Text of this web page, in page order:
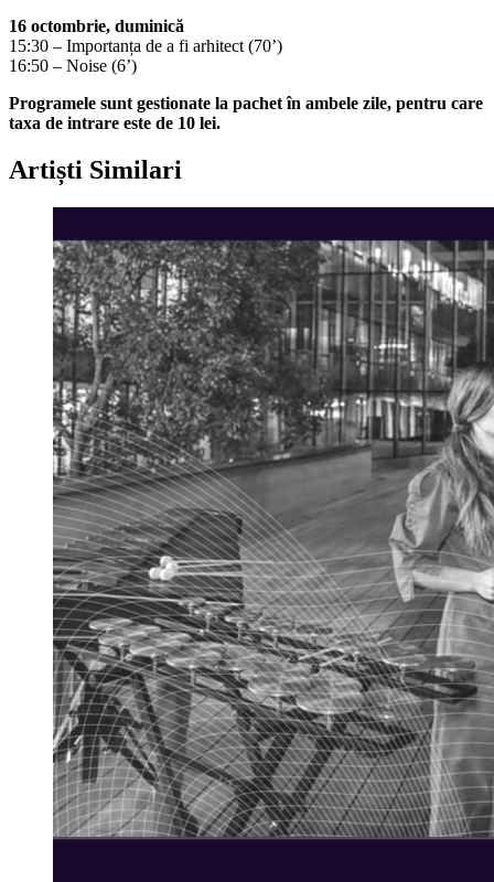
16 octombrie, duminică
15:30 – Importanța de a fi arhitect(70’)
16:50 – Noise (6’)
Programele sunt gestionate la pachet în ambele zile, pentru care
taxa de intrare este de 10 lei.
Artiști Similari